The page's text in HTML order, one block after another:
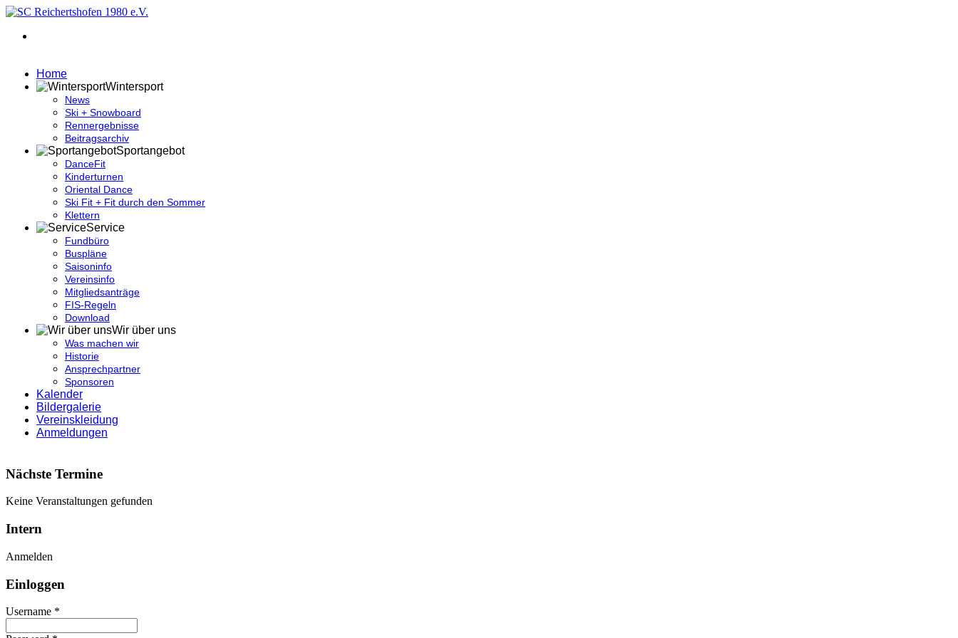
Home
Wintersport
News
Ski + Snowboard
Rennergebnisse
Beitragsarchiv
Sportangebot
DanceFit
Kinderturnen
Oriental Dance
Ski Fit + Fit durch den Sommer
Klettern
Service
Fundbüro
Buspläne
Saisoninfo
Vereinsinfo
Mitgliedsanträge
FIS-Regeln
Download
Wir über uns
Was machen wir
Historie
Ansprechpartner
Sponsoren
Kalender
Bildergalerie
Vereinskleidung
Anmeldungen
Nächste Termine
Keine Veranstaltungen gefunden
Intern
Anmelden
Einloggen
Username *